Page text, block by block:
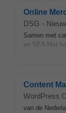
Online
DSG -
Samen met
en SEA Met
Content
WordPress
van de